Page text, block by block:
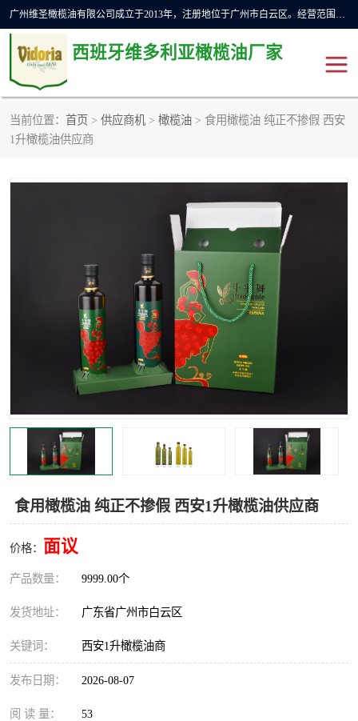
广州维圣橄榄油有限公司成立于2013年，注册地位于广州市白云区。经营范围包括饲料原料销售;畜牧渔业饲料销售;化妆品批发;贸易经纪;食品进出口等，主要产品有：橄榄果渣油，橄榄油，纯橄榄油等。
西班牙维多利亚橄榄油厂家
当前位置： 首页 > 供应商机 > 橄榄油 > 食用橄榄油 纯正不掺假 西安
1升橄榄油供应商
食用橄榄油 纯正不掺假 西安1升橄榄油供应商
价格： 面议
产品数量： 9999.00个
发货地址： 广东省广州市白云区
关键词： 西安1升橄榄油商
发布日期： 2026-08-07
阅 读 量： 53
橄榄油